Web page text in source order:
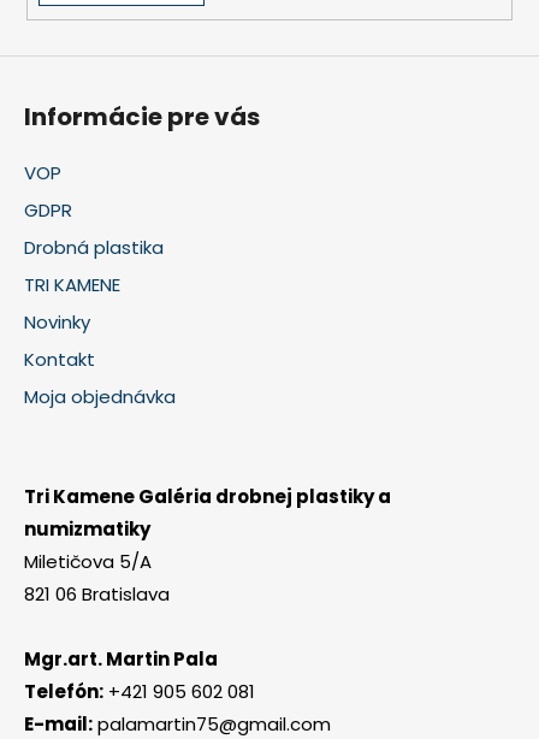
Informácie pre vás
VOP
GDPR
Drobná plastika
TRI KAMENE
Novinky
Kontakt
Moja objednávka
Tri Kamene Galéria drobnej plastiky a
numizmatiky
Miletičova 5/A
821 06 Bratislava
Mgr.art. Martin Pala
Telefón: +421 905 602 081
E-mail:palamartin75@gmail.com